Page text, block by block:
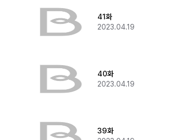
41화
2023.04.19
40화
2023.04.19
39화